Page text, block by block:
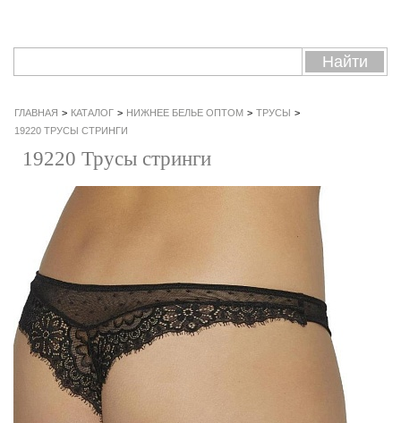
ГЛАВНАЯ > КАТАЛОГ > НИЖНЕЕ БЕЛЬЕ ОПТОМ > ТРУСЫ >
19220 ТРУСЫ СТРИНГИ
19220 Трусы стринги